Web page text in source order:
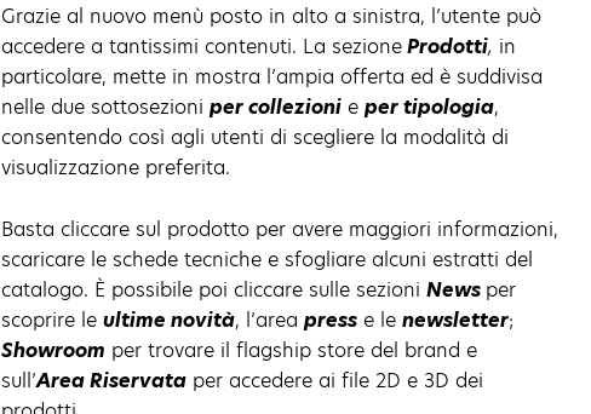
Grazie al nuovo menù posto in alto a sinistra, l’utente può
accedere a tantissimi contenuti. La sezioneProdotti, in
particolare, mette in mostra l’ampia offerta ed è suddivisa
nelle due sottosezioni per collezioni e per tipologia,
consentendo così agli utenti di scegliere la modalità di
visualizzazione preferita.
Basta cliccare sul prodotto per avere maggiori informazioni,
scaricare le schede tecniche e sfogliare alcuni estratti del
catalogo. È possibile poi cliccare sulle sezioni News per
scoprire le ultime novità, l’area press e le newsletter;
Showroom per trovare il flagship store del brand e
sull’Area Riservata per accedere ai file 2D e 3D dei